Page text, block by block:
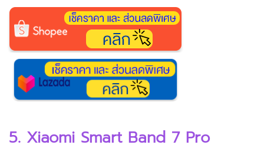
5. Xiaomi Smart Band 7 Pro